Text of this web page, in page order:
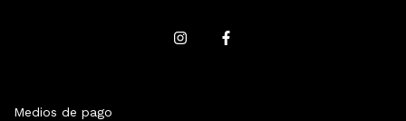
Medios de pago